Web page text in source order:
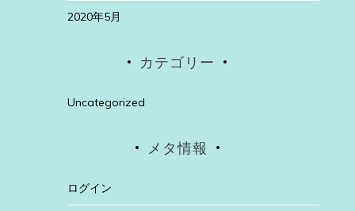
2020年5月
カテゴリー
Uncategorized
メタ情報
ログイン